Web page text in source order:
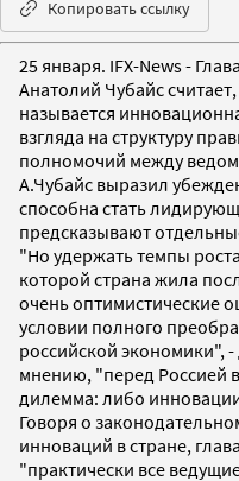
Копировать ссылку
25 января. IFX-News -
Анатолий Чубайс
называется
взгляда на структуру
полномочий между
А.Чубайс выразил
способна стать
предсказывают
"Но удержать темпы
которой страна жила
очень оптимистические
условии полного
российской экономики",
мнению, "перед Россией
дилемма: либо
Говоря о
инноваций в стране,
"практически все